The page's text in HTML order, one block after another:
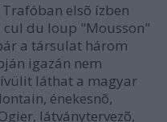
elsõ ízben
du loup "Mousson"
a társulat három
igazán nem
láthat a magyar
énekesnõ,
látványtervezõ,